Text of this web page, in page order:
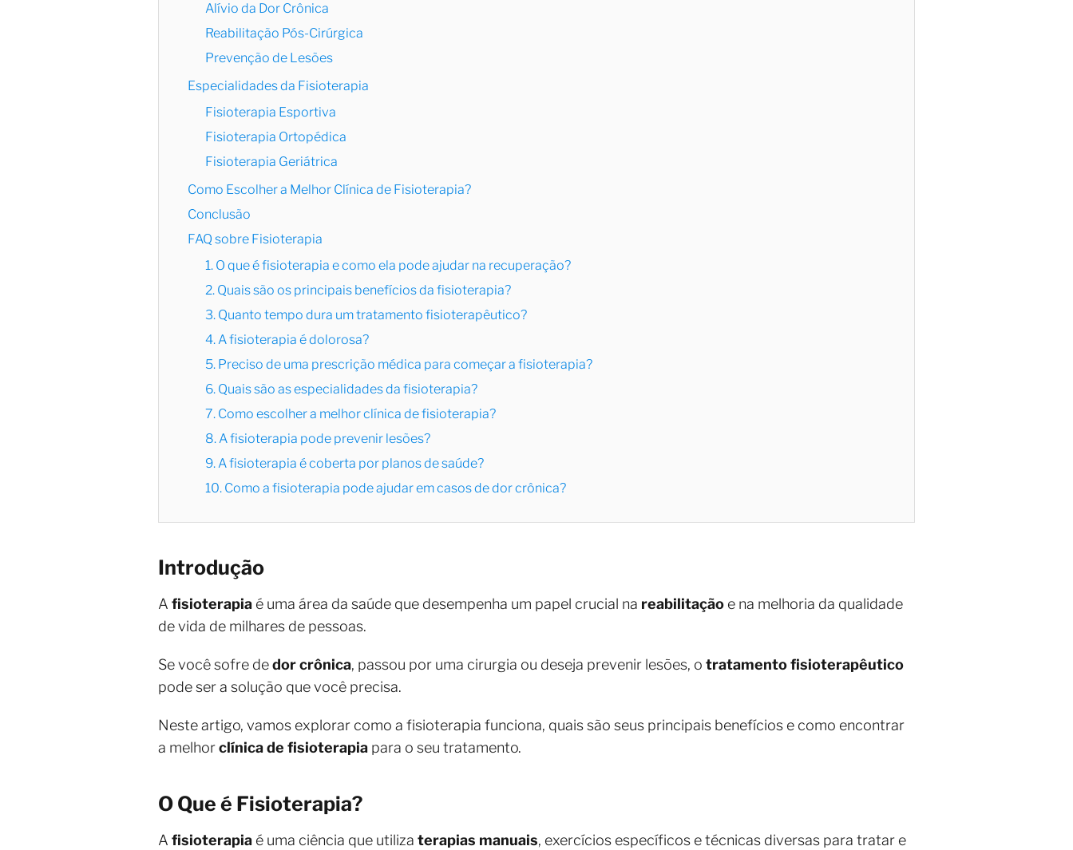
Alívio da Dor Crônica
Reabilitação Pós-Cirúrgica
Prevenção de Lesões
Especialidades da Fisioterapia
Fisioterapia Esportiva
Fisioterapia Ortopédica
Fisioterapia Geriátrica
Como Escolher a Melhor Clínica de Fisioterapia?
Conclusão
FAQ sobre Fisioterapia
1. O que é fisioterapia e como ela pode ajudar na recuperação?
2. Quais são os principais benefícios da fisioterapia?
3. Quanto tempo dura um tratamento fisioterapêutico?
4. A fisioterapia é dolorosa?
5. Preciso de uma prescrição médica para começar a fisioterapia?
6. Quais são as especialidades da fisioterapia?
7. Como escolher a melhor clínica de fisioterapia?
8. A fisioterapia pode prevenir lesões?
9. A fisioterapia é coberta por planos de saúde?
10. Como a fisioterapia pode ajudar em casos de dor crônica?
Introdução
A fisioterapia é uma área da saúde que desempenha um papel crucial na reabilitação e na melhoria da qualidade
de vida de milhares de pessoas.
Se você sofre dedor crônica, passou por uma cirurgia ou deseja prevenir lesões, o tratamento fisioterapêutico
pode ser a solução que você precisa.
Neste artigo, vamos explorar como a fisioterapia funciona, quais são seus principais benefícios e como encontrar
a melhorclínica de fisioterapia para o seu tratamento.
O Que é Fisioterapia?
A fisioterapia é uma ciência que utiliza terapias manuais, exercícios específicos e técnicas diversas para tratar e